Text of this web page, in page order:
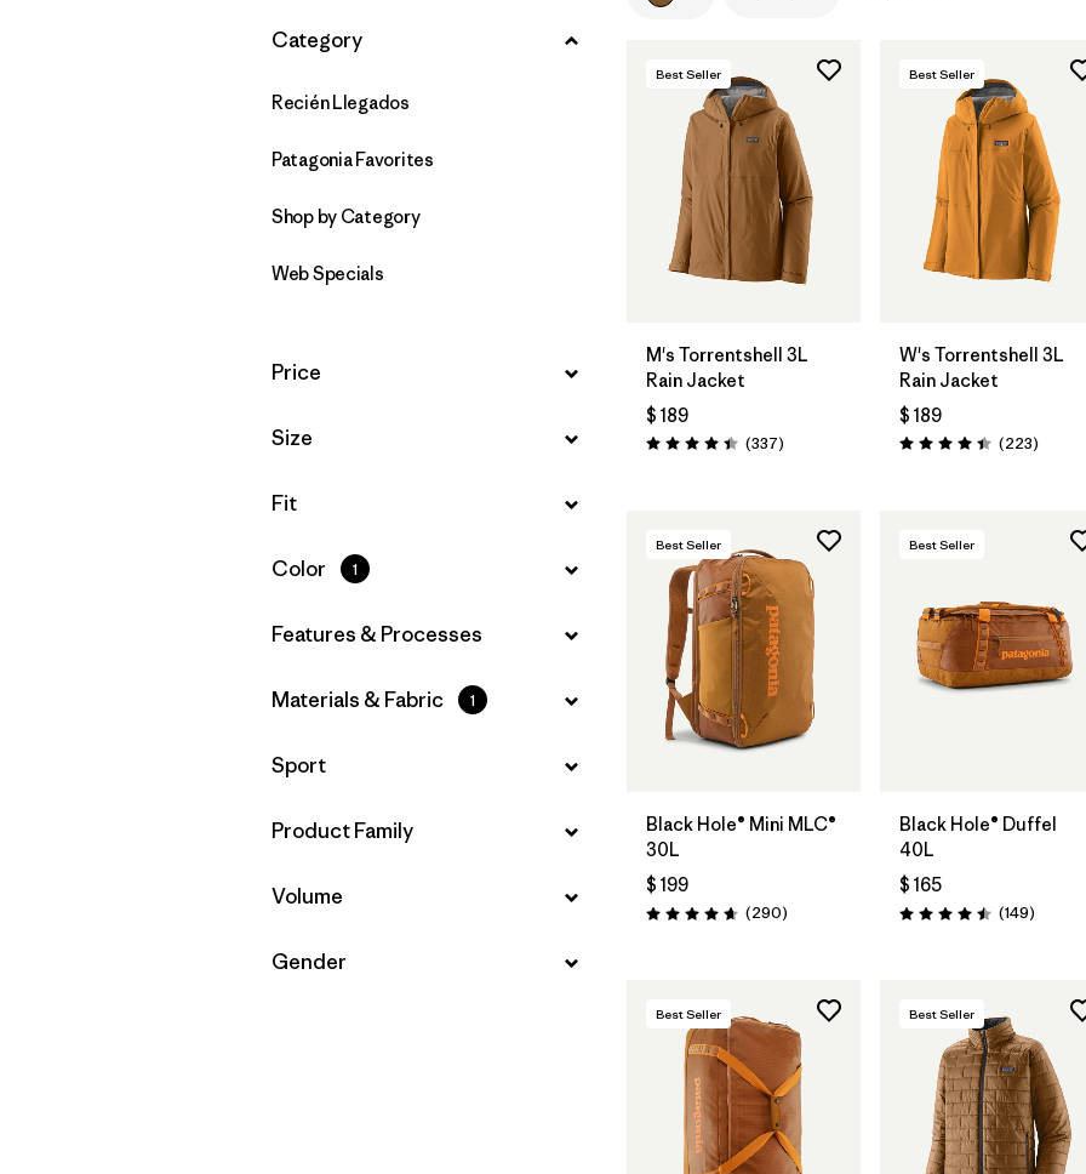
Product Family
Filtrar por
Category
Recién Llegados
Patagonia Favorites
Shop by Category
Web Specials
Filtrar por
Price
Filtrar por
Size
Filtrar por
Fit
Filtrar por
Color 1
Filtrar por
Features & Processes
Filtrar por
Materials & Fabric 1
Filtrar por
Sport
Filtrar por
Product Family
Filtrar por
Volume
Filtrar por
Gender
Best Seller
M's Torrentshell 3L
Rain Jacket
$ 189
Valoración: 4.4 / 5
(337Comentarios
)
Best Seller
W's Torrentshell 3L
Rain Jacket
$ 189
Valoración: 4.4 / 5
(223)
Agregar a la
Bolsa
Best Seller
Black Hole® Mini MLC®
30L
$ 199
Valoración: 4.7 / 5
(290Comentarios
)
Best Seller
Black Hole® Duffel
40L
$ 165
Valoración: 4.5 / 5
(149)
Best Seller Best Seller